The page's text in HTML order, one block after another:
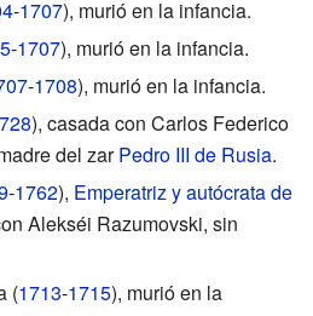
-1707), murió en la infancia.
-1707), murió en la infancia.
-1708), murió en la infancia.
), casada con Carlos Federico
del zarPedro III de Rusia.
-1762), Emperatriz y autócrata de
Alekséi Razumovski, sin
(1713-1715), murió en la